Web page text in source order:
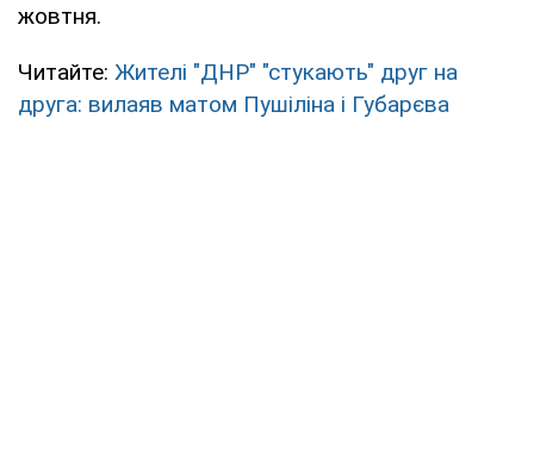
жовтня.
Читайте: Жителі "ДНР" "стукають" друг на
друга: вилаяв матом Пушіліна і Губарєва